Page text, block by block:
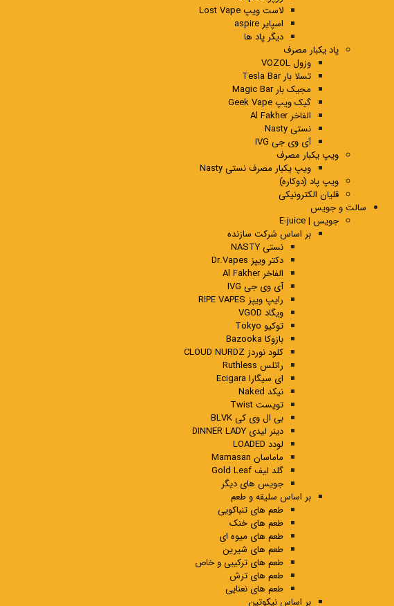
لاست ویپ Lost Vape
اسپایر aspire
دیگر پاد ها
پاد یکبار مصرف
وزول VOZOL
تسلا بار Tesla Bar
مجیک بار Magic Bar
گیک ویپ Geek Vape
الفاخر Al Fakher
نستی Nasty
آی وی جی IVG
ویپ یکبار مصرف
ویپ یکبار مصرف نستی Nasty
ویپ پاد (دوکاره)
قلیان الکترونیکی
سالت و جویس
جویس | E-juice
بر اساس شرکت سازنده
نستی NASTY
دکتر ویپز Dr.Vapes
الفاخر Al Fakher
آی وی جی IVG
رایپ ویپز RIPE VAPES
ویگاد VGOD
توکیو Tokyo
بازوکا Bazooka
کلود نوردز CLOUD NURDZ
راتلس Ruthless
ای سیگارا Ecigara
نیکد Naked
تویست Twist
بی ال وی کی BLVK
دینر لیدی DINNER LADY
لودد LOADED
ماماسان Mamasan
گلد لیف Gold Leaf
جویس های دیگر
بر اساس سلیقه و طعم
طعم های تنباکویی
طعم های خنک
طعم های میوه ای
طعم های شیرین
طعم های ترکیبی و خاص
طعم های ترش
طعم های نعنایی
بر اساس نیکوتین